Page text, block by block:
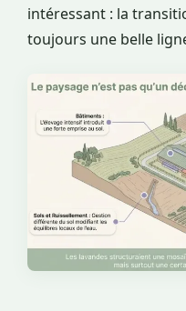
intéressant : la
toujours une belle